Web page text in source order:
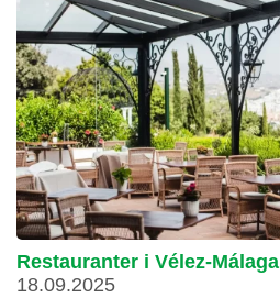
Restauranter i Vélez-Málaga
18.09.2025